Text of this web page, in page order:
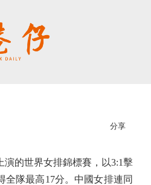
分享
的世界女排錦標賽，以3:1擊
全隊最高17分。中國女排連同